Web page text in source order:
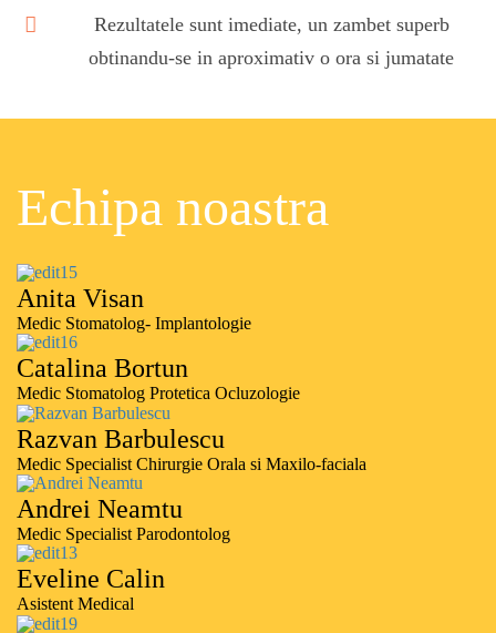
Rezultatele sunt imediate, un zambet superb
obtinandu-se in aproximativ o ora si jumatate
Echipa noastra
Anita Visan
Medic Stomatolog- Implantologie
Catalina Bortun
Medic Stomatolog Protetica Ocluzologie
Razvan Barbulescu
Medic Specialist Chirurgie Orala si Maxilo-faciala
Andrei Neamtu
Medic Specialist Parodontolog
Eveline Calin
Asistent Medical